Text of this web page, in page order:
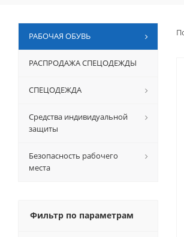
РАБОЧАЯ ОБУВЬ
РАСПРОДАЖА СПЕЦОДЕЖДЫ
СПЕЦОДЕЖДА
Средства индивидуальной
защиты
Безопасность рабочего
места
Фильтр по параметрам